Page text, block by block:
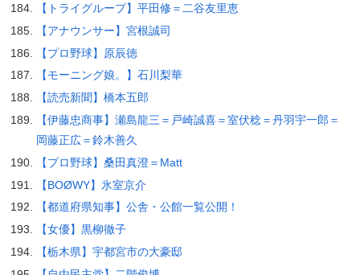
【トライグループ】平田修＝二谷友里恵
【アナウンサー】宮根誠司
【プロ野球】原辰徳
【モーニング娘。】石川梨華
【読売新聞】橋本五郎
【伊藤忠商事】瀬島龍三＝戸崎誠喜＝室伏稔＝丹羽宇一郎＝
岡藤正広＝鈴木善久
【プロ野球】桑田真澄＝Matt
【BOØWY】氷室京介
【都道府県知事】公舎・公館一覧公開！
【女優】黒柳徹子
【栃木県】宇都宮市の大豪邸